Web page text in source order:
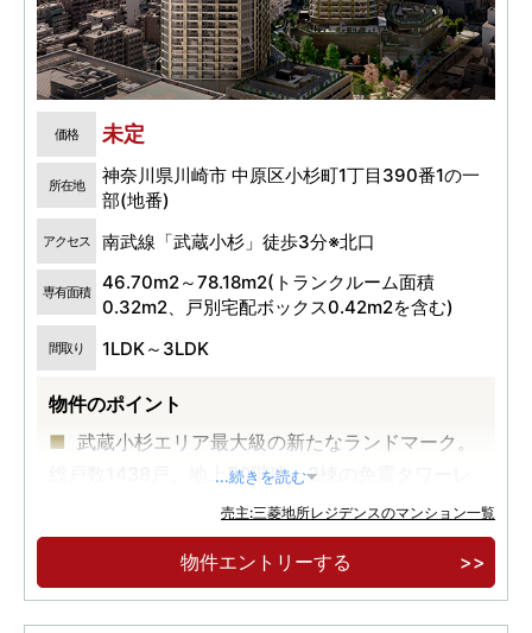
価格 未定
所在地
神奈川県川崎市 中原区小杉町1丁目390番1の一
部(地番)
アクセス 南武線「武蔵小杉」徒歩3分※北口
専有面積
46.70m2～78.18m2(トランクルーム面積
0.32m2、戸別宅配ボックス0.42m2を含む)
間取り 1LDK～3LDK
物件のポイント
武蔵小杉エリア最大級の新たなランドマーク。
総戸数1438戸、地上50階建、2棟の免震タワーレ
「武蔵小杉」駅徒歩3分×20,000m2超の広大な
敷地に誕生する医療・教育・住宅・商業のまち一
体型複合開発
...続きを読む
売主:三菱地所レジデンスのマンション一覧
物件エントリーする